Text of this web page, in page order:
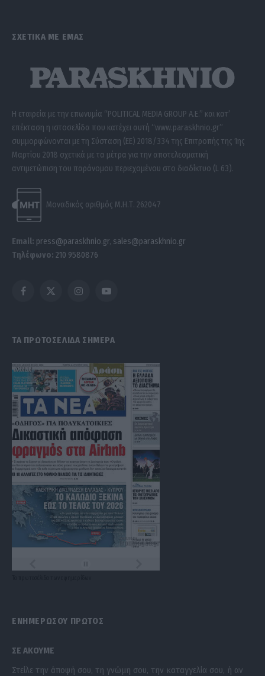
ΣΧΕΤΙΚΑ ΜΕ ΕΜΑΣ
Η εταιρεία με την επωνυμία “POLITICAL MEDIA GROUP A.E.” και κατ’
επέκταση η ιστοσελίδα που κατέχει αυτή “www.paraskhnio.gr”
συμμορφώνονται με τη Σύσταση (ΕΕ) 2018/334 της Επιτροπής της 1ης
Μαρτίου 2018 σχετικά με τα μέτρα για την αποτελεσματική
αντιμετώπιση του παράνομου περιεχομένου στο διαδίκτυο (L 63).
Μοναδικός αριθμός Μ.Η.Τ. 262047
Email: press@paraskhnio.gr, sales@paraskhnio.gr
Τηλέφωνο: 210 9580876
Facebook
X
InstagramYouTube
ΤΑ ΠΡΩΤΟΣΕΛΙΔΑ ΣΗΜΕΡΑ
ΕΝΗΜΕΡΩΣΟΥ ΠΡΩΤΟΣ
ΣΕ ΑΚΟΥΜΕ
Στείλε την άποψή σου, τη γνώμη σου, την καταγγελία σου, ή αν